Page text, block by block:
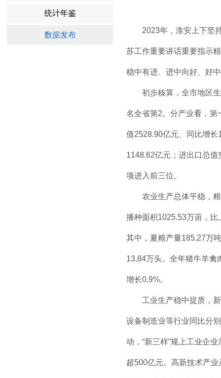
统计年鉴
数据发布
2023年，淮安上下坚持
苏工作重要讲话重要指示
稳中有进、进中向好、好
初步核算，全市地区生
名全省第2。分产业看，第
值2528.90亿元、同比增
1148.62亿元；进出口总
项进入前三位。
农业生产总体平稳，粮
播种面积1025.53万亩，
其中，夏粮产量185.27万
13.84万头。全年猪牛羊禽
增长0.9%。
工业生产稳中提质，新
设备制造业等行业同比分
动，“新三样”规上工业企
超500亿元。高新技术产